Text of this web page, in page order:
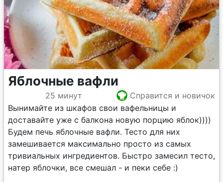
Яблочные вафли
25 минут
Справится и новичок
Вынимайте из шкафов свои вафельницы и
доставайте уже с балкона новую порцию яблок))))
Будем печь яблочные вафли. Тесто для них
замешивается максимально просто из самых
тривиальных ингредиентов. Быстро замесил тесто,
натер яблочки, все смешал - и пеки себе :)